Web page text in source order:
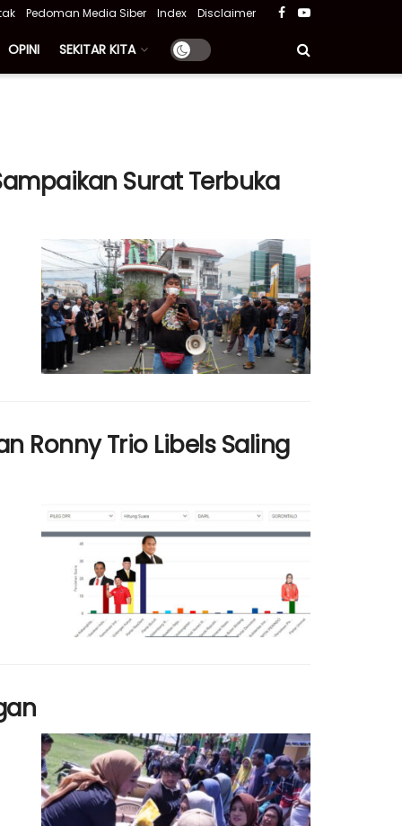
Pedoman Media Siber Index Disclaimer
OPINI SEKITAR KITA
Surat Terbuka
Ronny Trio Libels Saling